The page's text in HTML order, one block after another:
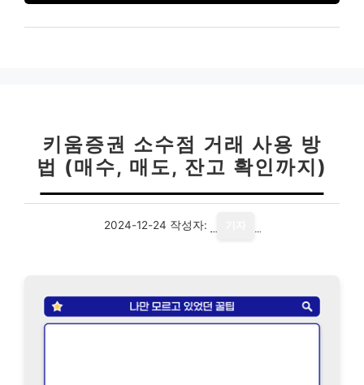
키움증권 소수점 거래 사용 방
법 (매수, 매도, 잔고 확인까지)
2024-12-24 작성자: